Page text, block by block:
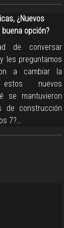
¿Nuevos
opción?
de conversar
les preguntamos
a cambiar la
nuevos
se mantuvieron
de construcción
7?…